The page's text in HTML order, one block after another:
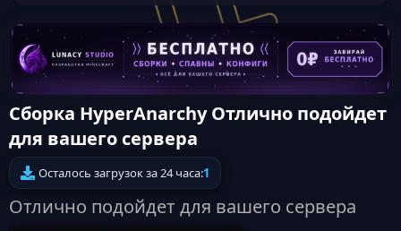
Сборка HyperAnarchy Отлично подойдет
для вашего сервера
Осталось загрузок за 24 часа:1
Отлично подойдет для вашего сервера